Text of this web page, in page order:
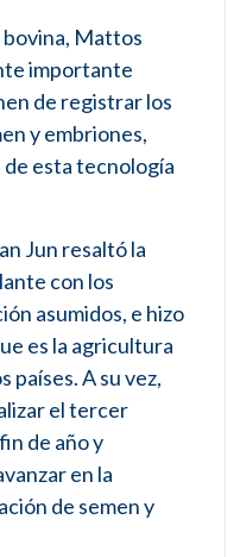
Mattos
importante
de registrar los
y embriones,
esta tecnología
Jun resaltó la
con los
asumidos, e hizo
es la agricultura
países. A su vez,
el tercer
de año y
en la
de semen y